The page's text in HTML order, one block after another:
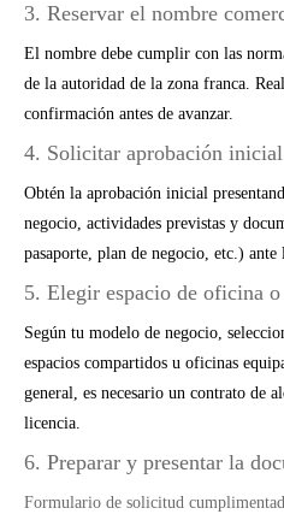
3. Reservar el nombre
El nombre debe cumplir con las
de la autoridad de la zona franca.
confirmación antes de avanzar.
4. Solicitar aprobación inicial
Obtén la aprobación inicial
negocio, actividades previstas y
pasaporte, plan de negocio, etc.)
5. Elegir espacio de oficina
Según tu modelo de negocio,
espacios compartidos u oficinas
general, es necesario un contrato de
licencia.
6. Preparar y presentar la
Formulario de solicitud